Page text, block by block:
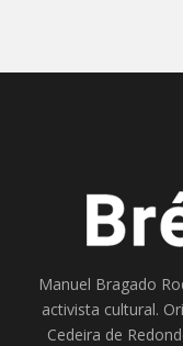
Manuel Bragado
activista cultural.
Cedeira de